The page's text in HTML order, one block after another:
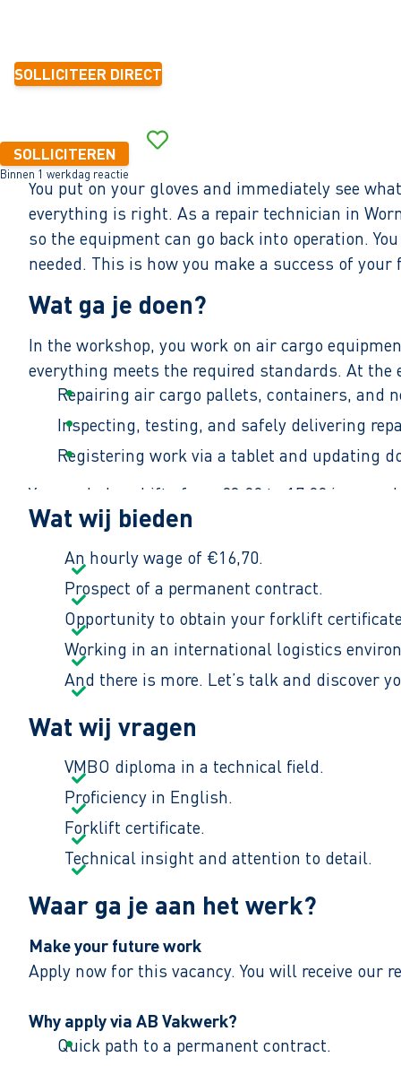
SOLLICITEER DIRECT
SOLLICITEREN
Binnen 1 werkdag reactie
You put on your gloves and immediately see
everything is right. As a repair technician in
so the equipment can go back into operation.
needed. This is how you make a success of your
Wat ga je doen?
In the workshop, you work on air cargo
everything meets the required standards. At
Repairing air cargo pallets, containers, and
Inspecting, testing, and safely delivering
Registering work via a tablet and updating
You work day shifts from 08:00 to 17:00 in a
Wat wij bieden
An hourly wage of €16,70.
Prospect of a permanent contract.
Opportunity to obtain your forklift
Working in an international logistics
And there is more. Let’s talk and discover
Wat wij vragen
VMBO diploma in a technical field.
Proficiency in English.
Forklift certificate.
Technical insight and attention to detail.
Waar ga je aan het werk?
Make your future work
Apply now for this vacancy. You will receive our
Why apply via AB Vakwerk?
Quick path to a permanent contract.